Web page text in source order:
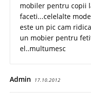
mobiler pentru copii
faceti...celelalte
este un pic cam
un mobier pentru
el..multumesc
Admin 17.10.2012